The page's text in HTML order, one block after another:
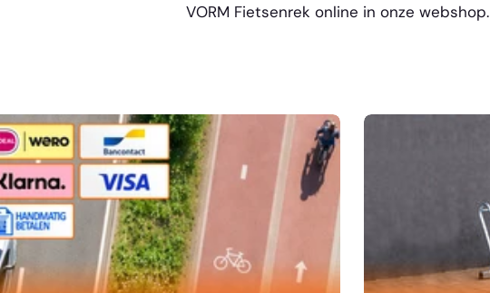
VORM Fietsenrek online in onze webshop.